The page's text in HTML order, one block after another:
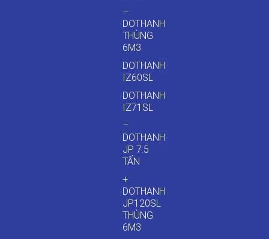
–
DOTHANH
THÙNG
6M3
DOTHANH
IZ60SL
DOTHANH
IZ71SL
–
DOTHANH
JP 7.5
TẤN
+
DOTHANH
JP120SL
THÙNG
6M3